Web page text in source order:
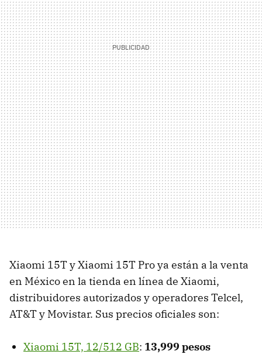
Xiaomi 15T y Xiaomi 15T Pro ya están a la venta
en México en la tienda en línea de Xiaomi,
distribuidores autorizados y operadores Telcel,
AT&T y Movistar. Sus precios oficiales son:
Xiaomi 15T, 12/512 GB: 13,999 pesos